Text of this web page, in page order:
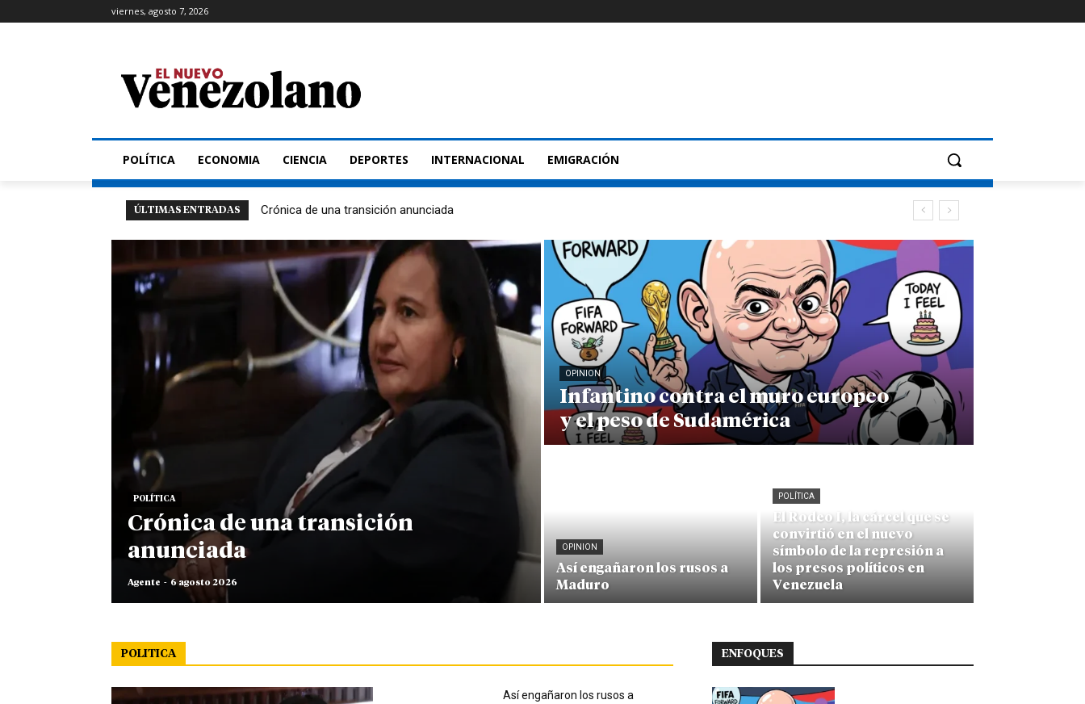
viernes, agosto 7, 2026
POLÍTICA ECONOMIA CIENCIA DEPORTES INTERNACIONAL EMIGRACIÓN
ÚLTIMAS ENTRADAS Crónica de una transición anunciada
POLÍTICA
Crónica de una transición
anunciada
Agente - 6 agosto 2026
OPINION
Infantino contra el muro europeo
y el peso de Sudamérica
OPINION
Así engañaron los rusos a
Maduro
POLÍTICA
El Rodeo I, la cárcel que se
convirtió en el nuevo
símbolo de la represión a
los presos políticos en
Venezuela
POLITICA
Así engañaron los rusos a
ENFOQUES